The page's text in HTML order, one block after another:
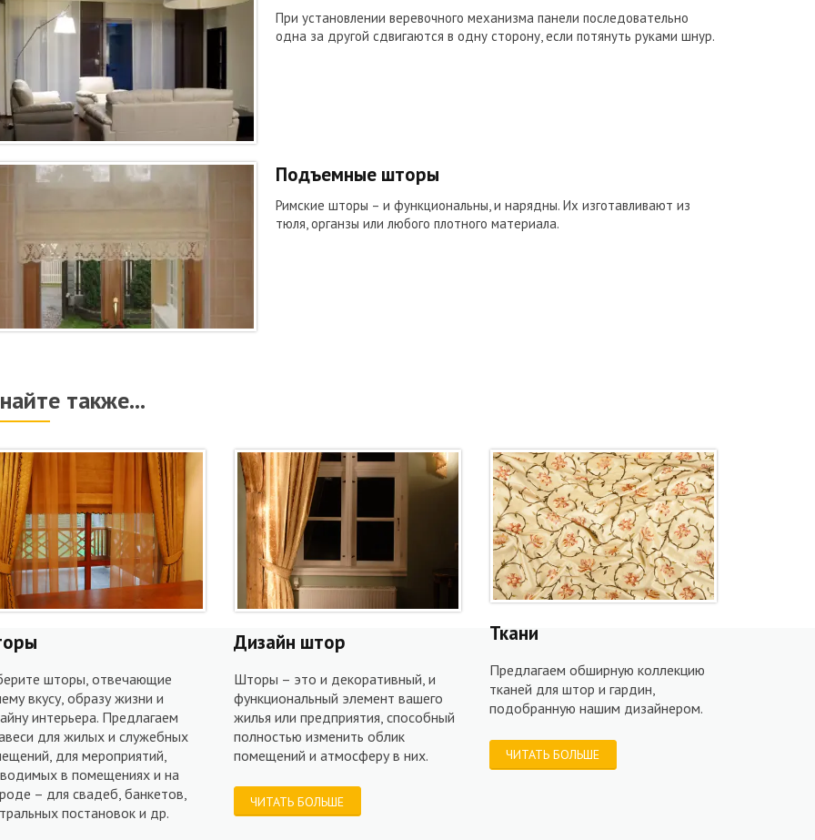
При установлении веревочного механизма панели последовательно
одна за другой сдвигаются в одну сторону, если потянуть руками шнур.
Подъемные шторы
Римские шторы – и функциональны, и нарядны. Их изготавливают из
тюля, органзы или любого плотного материала.
также...
шторы, отвечающие
вкусу, образу жизни и
интерьера. Предлагаем
для жилых и служебных
для мероприятий,
в помещениях и на
– для свадеб, банкетов,
постановок и др.
Дизайн штор
Шторы – это и декоративный, и
функциональный элемент вашего
жилья или предприятия, способный
полностью изменить облик
помещений и атмосферу в них.
ЧИТАТЬ БОЛЬШЕ
Ткани
Предлагаем обширную коллекцию
тканей для штор и гардин,
подобранную нашим дизайнером.
ЧИТАТЬ БОЛЬШЕ